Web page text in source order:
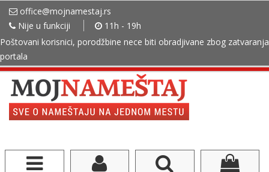
office@mojnamestaj.rs
Nije u funkciji
11h - 19h
Poštovani korisnici, porodžbine nece biti obradjivane zbog zatvaranja
portala